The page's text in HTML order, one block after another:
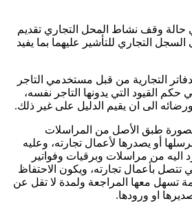
حالة وقف نشاط المحل التجاري تقديم
السجل التجاري للتأشير عليهما بما يفيد
التجارية من قبل مستخدمي التاجر
حكم القيود التي يدونها التاجر نفسه،
الى ان يقيم الدليل على غير ذلك.
بصورة طبق الأصل من المراسلات
أو يصدرها لأعمال تجارته، وعليه
اليه من مراسلات وبرقيات وفواتير
تتصل بأعمال تجارته، ويكون الاحتفاظ
تسهل معها المراجعة ولمدة لا تقل عن
او ورودها.